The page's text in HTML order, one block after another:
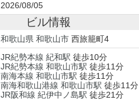
2026/08/05
ビル情報
和歌山県 和歌山市西旅籠町4
JR紀勢本線 紀和駅 徒歩10分
JR紀勢本線 和歌山市駅 徒歩11分
南海本線 和歌山市駅 徒歩11分
南海和歌山港線 和歌山市駅 徒歩11分
JR阪和線 紀伊中ノ島駅 徒歩21分